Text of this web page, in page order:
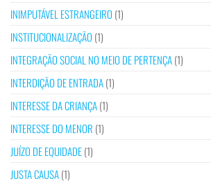
INIMPUTÁVEL ESTRANGEIRO (1)
INSTITUCIONALIZAÇÃO (1)
INTEGRAÇÃO SOCIAL NO MEIO DE PERTENÇA(1)
INTERDIÇÃO DE ENTRADA(1)
INTERESSE DA CRIANÇA(1)
INTERESSE DO MENOR (1)
JUÍZO DE EQUIDADE(1)
JUSTA CAUSA(1)